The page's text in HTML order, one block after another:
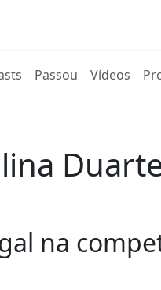
Passou Vídeos
na